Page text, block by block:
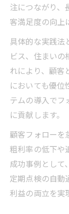
注につながり、
客満足度の向上
具体的な実践法
ビス、住まいの
れにより、顧客
においても優位
テムの導入でフ
に貢献します。
顧客フォローを
粗利率の低下や
成功事例として
定期点検の自動
利益の両立を実